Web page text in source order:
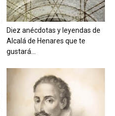
Diez anécdotas y leyendas de
Alcalá de Henares que te
gustará...